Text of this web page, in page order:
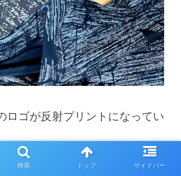
ロゴが反射プリントになってい
検索 トップ サイドバー